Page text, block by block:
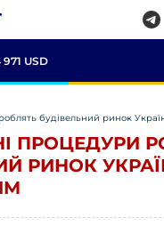
971 USD
будівельний ринок
ПРОЦЕДУРИ
РИНОК